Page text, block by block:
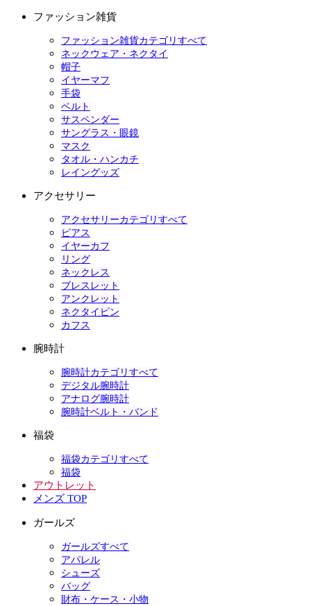
ファッション雑貨
ファッション雑貨カテゴリすべて
ネックウェア・ネクタイ
帽子
イヤーマフ
手袋
ベルト
サスペンダー
サングラス・眼鏡
マスク
タオル・ハンカチ
レイングッズ
アクセサリー
アクセサリーカテゴリすべて
ピアス
イヤーカフ
リング
ネックレス
ブレスレット
アンクレット
ネクタイピン
カフス
腕時計
腕時計カテゴリすべて
デジタル腕時計
アナログ腕時計
腕時計ベルト・バンド
福袋
福袋カテゴリすべて
福袋
アウトレット
メンズ TOP
ガールズ
ガールズすべて
アパレル
シューズ
バッグ
財布・ケース・小物